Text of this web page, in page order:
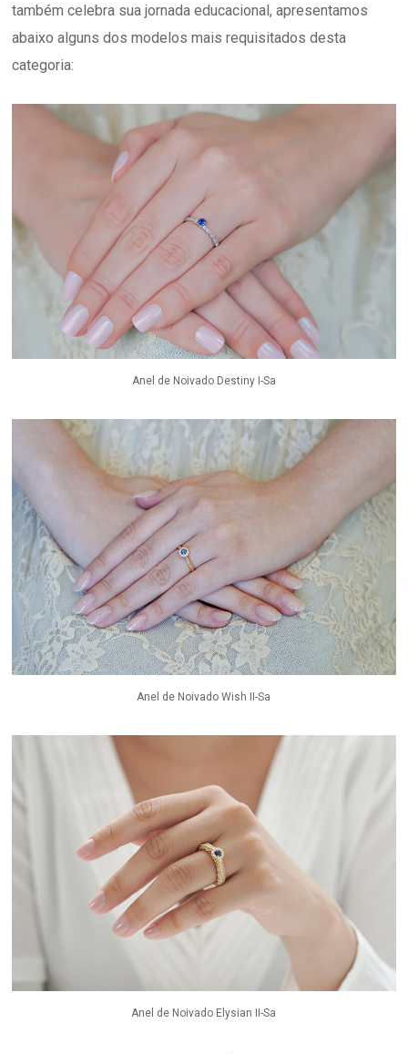
também celebra sua jornada educacional, apresentamos
abaixo alguns dos modelos mais requisitados desta
categoria:
Anel de Noivado Destiny I-Sa
Anel de Noivado Wish II-Sa
Anel de Noivado Elysian II-Sa